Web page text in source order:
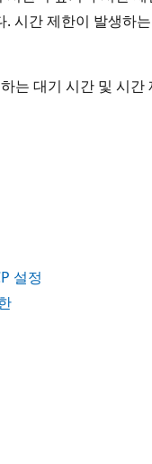
시간 제한이 발생하
는 대기 시간 및 시간
설정